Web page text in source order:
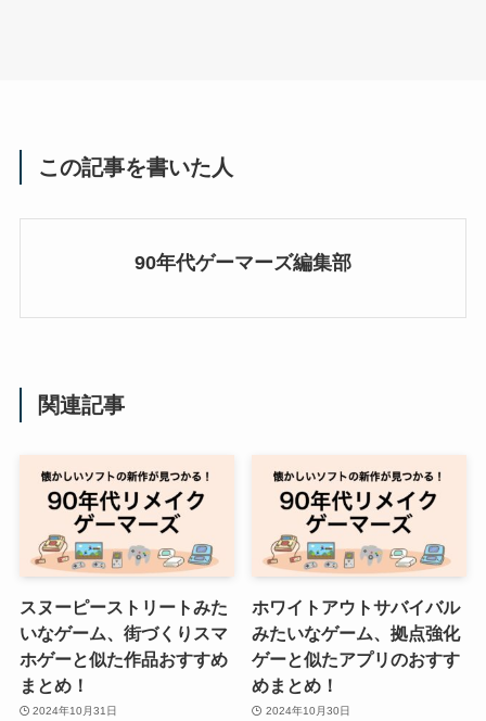
この記事を書いた人
90年代ゲーマーズ編集部
関連記事
スヌーピーストリートみた
いなゲーム、街づくりスマ
ホゲーと似た作品おすすめ
まとめ！
2024年10月31日
ホワイトアウトサバイバル
みたいなゲーム、拠点強化
ゲーと似たアプリのおすす
めまとめ！
2024年10月30日